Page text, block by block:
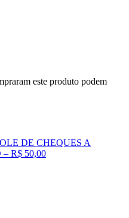
este produto podem